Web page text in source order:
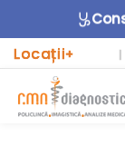
Locații+ |